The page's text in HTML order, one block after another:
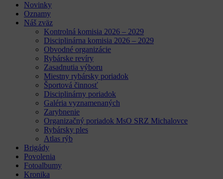
Novinky
Oznamy
Náš zväz
Kontrolná komisia 2026 – 2029
Disciplinárna komisia 2026 – 2029
Obvodné organizácie
Rybárske revíry
Zasadnutia výboru
Miestny rybársky poriadok
Športová činnosť
Disciplinárny poriadok
Galéria vyznamenaných
Zarybnenie
Organizačný poriadok MsO SRZ Michalovce
Rybársky ples
Atlas rýb
Brigády
Povolenia
Fotoalbumy
Kronika